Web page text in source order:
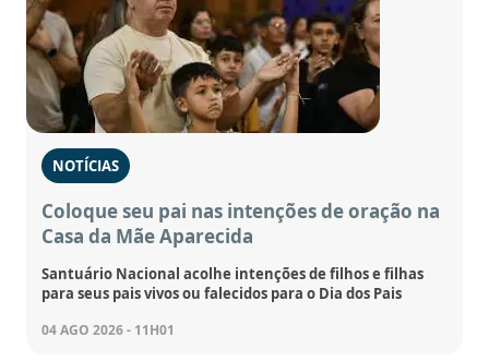
NOTÍCIAS
Coloque seu pai nas intenções de oração na
Casa da Mãe Aparecida
Santuário Nacional acolhe intenções de filhos e filhas
para seus pais vivos ou falecidos para o Dia dos Pais
04 AGO 2026 - 11H01